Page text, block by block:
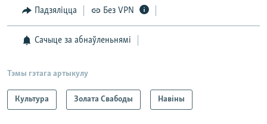
Падзяліцца Без VPN
Сачыце за абнаўленьнямі
Тэмы гэтага артыкулу
Культура Золата Свабоды Навіны